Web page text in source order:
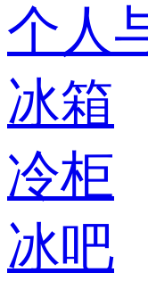
个人
冰箱
冷柜
冰吧